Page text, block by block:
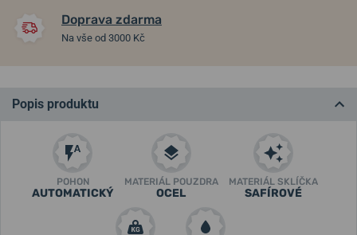
Doprava zdarma
Na vše od 3000 Kč
Popis produktu
POHON
AUTOMATICKÝ
MATERIÁL POUZDRA
OCEL
MATERIÁL SKLÍČKA
SAFÍROVÉ